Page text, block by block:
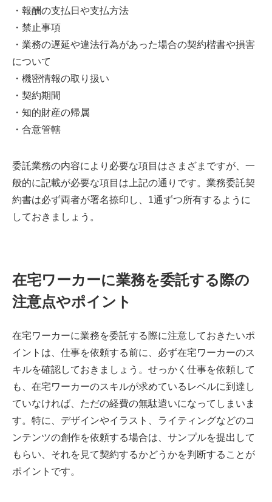
・報酬の支払日や支払方法
・禁止事項
・業務の遅延や違法行為があった場合の契約楷書や損害
について
・機密情報の取り扱い
・契約期間
・知的財産の帰属
・合意管轄
委託業務の内容により必要な項目はさまざまですが、一
般的に記載が必要な項目は上記の通りです。業務委託契
約書は必ず両者が署名捺印し、1通ずつ所有するように
しておきましょう。
在宅ワーカーに業務を委託する際の
注意点やポイント
在宅ワーカーに業務を委託する際に注意しておきたいポ
イントは、仕事を依頼する前に、必ず在宅ワーカーのス
キルを確認しておきましょう。せっかく仕事を依頼して
も、在宅ワーカーのスキルが求めているレベルに到達し
ていなければ、ただの経費の無駄遣いになってしまいま
す。特に、デザインやイラスト、ライティングなどのコ
ンテンツの創作を依頼する場合は、サンプルを提出して
もらい、それを見て契約するかどうかを判断することが
ポイントです。